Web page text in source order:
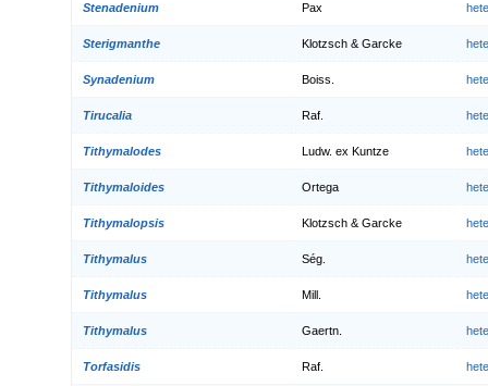
Stenadenium Pax
Sterigmanthe Klotzsch & Garcke
Synadenium Boiss.
Tirucalia Raf.
Tithymalodes Ludw. ex Kuntze
Tithymaloides Ortega
Tithymalopsis Klotzsch & Garcke
Tithymalus Ség.
Tithymalus Mill.
Tithymalus Gaertn.
Torfasidis Raf.